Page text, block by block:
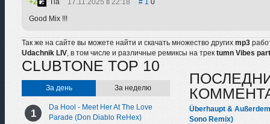
2 Tia 17.11.2025 в 22:18 1 0
Good Mix !!!
Так же на сайте вы можете найти и скачать множество других mp3
Udachnik LIV, в том числе и различные ремиксы на трек tumn Vibes
CLUBTONE TOP 10
За день За неделю
Da Hool - Meet Her At The Love
Parade (Don Diablo ReHex)
Überhaupt &
Sono Remix)